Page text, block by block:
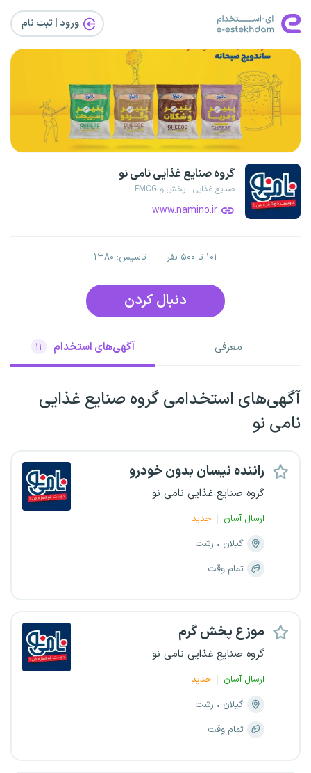
ورود | ثبت‌ نام
گروه صنایع غذایی نامی نو
صنایع غذایی - پخش و FMCG
www.namino.ir
۱۰۱ تا ۵۰۰ نفر تاسیس: ۱۳۸۰
دنبال کردن
معرفی آگهی‌های استخدام ۱۱
آگهی‌های استخدامی گروه صنایع غذایی
نامی نو
راننده نیسان بدون خودرو
گروه صنایع غذایی نامی نو
ارسال آسان
جدید
گیلان
رشت
تمام وقت
موزع پخش گرم
گروه صنایع غذایی نامی نو
ارسال آسان
جدید
گیلان
رشت
تمام وقت